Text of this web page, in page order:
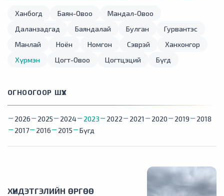
ХҮНДЭТГЭЛИЙН ӨРГӨӨ
Ханбогд Баян-Овоо
Мандал-Овоо
Даланзадгад
Баяндалай Булган
Гурвантэс
Манлай
Ноён Номгон Сэврэй
Ханхонгор
Хүрмэн
Цогт-Овоо Цогтцэций Бүгд
ОГНООГООР ШҮҮХ
2026 2025 2024 2023 2022 2021 2020 2019
2018
2017
2016 2015 Бүгд